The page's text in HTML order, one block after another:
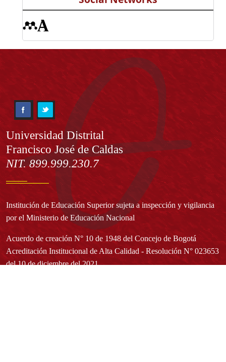
Información
Universidad Distrital
Francisco José de Caldas
NIT. 899.999.230.7
Institución de Educación Superior sujeta a inspección y vigilancia
por el Ministerio de Educación Nacional
Acuerdo de creación N° 10 de 1948 del Concejo de Bogotá
Acreditación Institucional de Alta Calidad - Resolución N° 023653
del 10 de diciembre del 2021